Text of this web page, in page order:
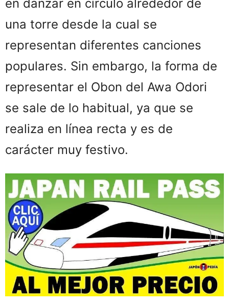
en danzar en círculo alrededor de
una torre desde la cual se
representan diferentes canciones
populares. Sin embargo, la forma de
representar el Obon del Awa Odori
se sale de lo habitual, ya que se
realiza en línea recta y es de
carácter muy festivo.